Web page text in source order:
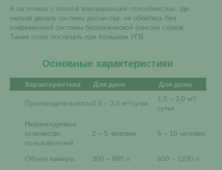
А на почвах с плохой впитывающей способностью, где
нельзя делать систему доочистки, не обойтись без
современной системы биологической очистки стоков.
Также стоит поступать при большом УГВ.
Основные характеристики
Характеристика Для дачи Для дома
Производительность0,5 – 3,0 м³/сутки
1,5 – 3,0 м³/
сутки
Рекомендуемое
количество
пользователей
2 – 5 человек 5 – 10 человек
Объем камеры 300 – 600 л
600 – 1200 л